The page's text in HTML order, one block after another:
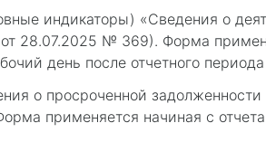
индикаторы) «Сведения о
28.07.2025 № 369). Форма
день после отчетного периода
о просроченной
применяется начиная с